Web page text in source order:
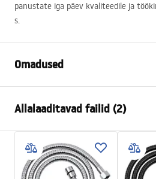
panustate iga päev kvaliteedile ja
s.
Omadused
Garantii
Materjal
Kaal
1kg
Tootja kood
JS-
Allalaaditavad failid (2)
Turvalisuse teave